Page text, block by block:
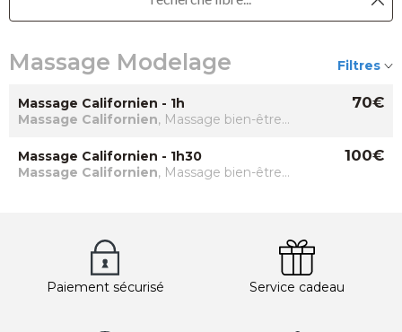
Massage Modelage Filtres
Massage Californien - 1h
Massage Californien, Massage bien-être,
Massage Relaxant
70€
Massage Californien - 1h30
Massage Californien, Massage bien-être,
100€
Paiement sécurisé Service cadeau